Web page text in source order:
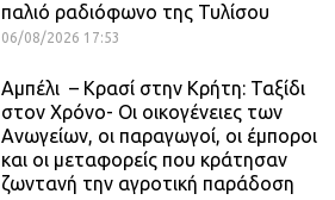
παλιό ραδιόφωνο της Τυλίσου
06/08/2026 17:53
Αμπέλι – Κρασί στην Κρήτη: Ταξίδι
στον Χρόνο- Οι οικογένειες των
Ανωγείων, οι παραγωγοί, οι έμποροι
και οι μεταφορείς που κράτησαν
ζωντανή την αγροτική παράδοση